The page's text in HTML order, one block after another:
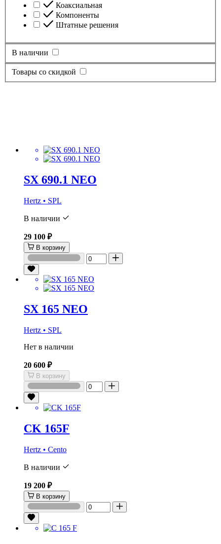
Коаксиальная
Компоненты
Штатные решения
В наличии
Товары со скидкой
SX 690.1 NEO
Hertz • SPL
В наличии
29 100 ₽
В корзину
SX 165 NEO
Hertz • SPL
Нет в наличии
20 600 ₽
В корзину
CK 165F
Hertz • Cento
В наличии
19 200 ₽
В корзину